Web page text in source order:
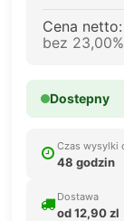
Cena netto:
bez
Dostepny
Czas wysylki
48 godzin
Dostawa
od 12,90 zl